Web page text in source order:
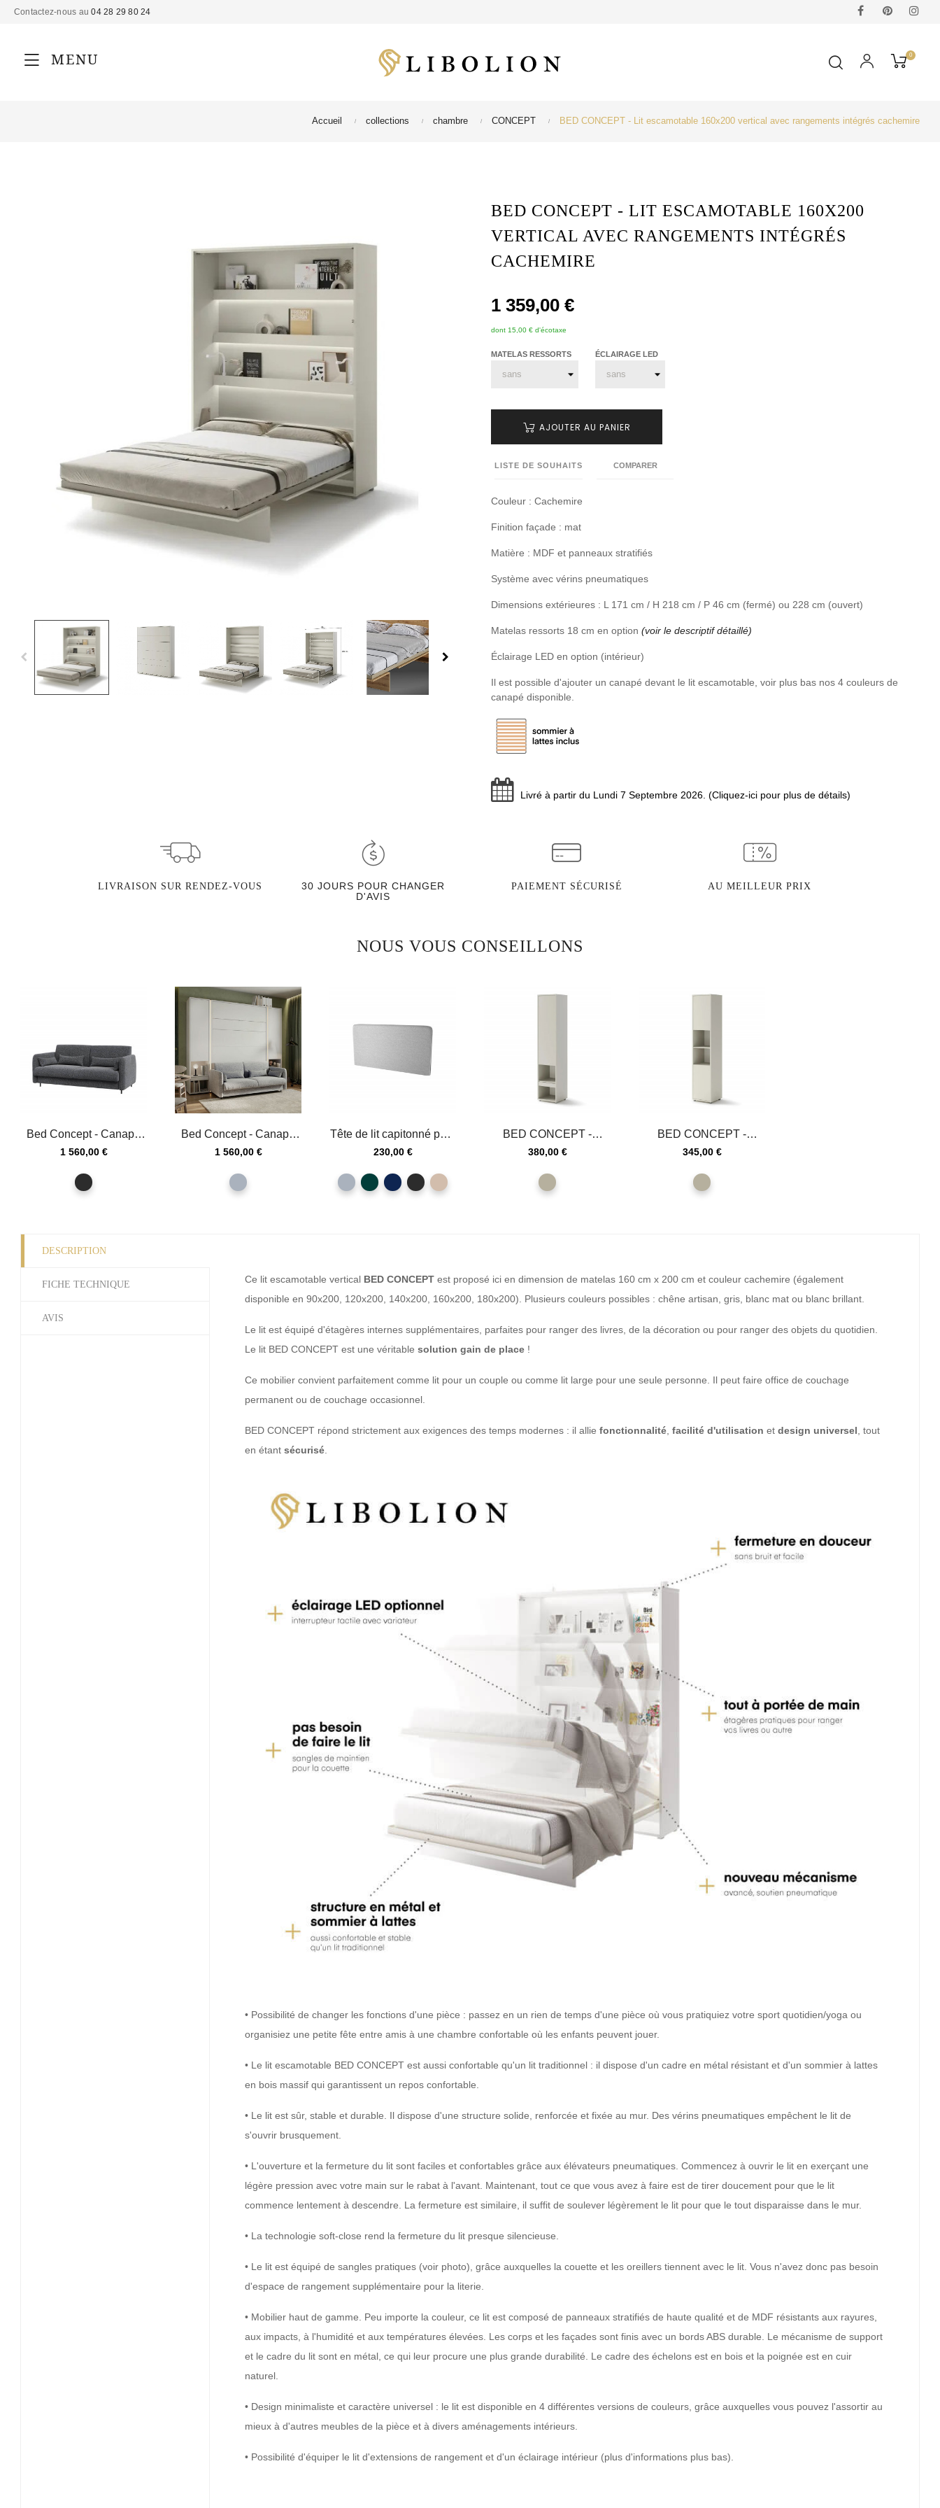
Contactez-nous au04 28 29 80 24 FacebookPinterest
MENU 0
Accueil collections chambre CONCEPT BED CONCEPT - Lit escamotable 160x200 vertical avec rangements intégrés cachemire
BED CONCEPT - LIT ESCAMOTABLE 160X200
VERTICAL AVEC RANGEMENTS INTÉGRÉS
CACHEMIRE
1 359,00 €
dont 15,00 € d'écotaxe
MATELAS RESSORTS ÉCLAIRAGE LED
AJOUTER AU PANIER
LISTE DE SOUHAITS COMPARER
Couleur : Cachemire
Finition façade : mat
Matière : MDF et panneaux stratifiés
Système avec vérins pneumatiques
Dimensions extérieures : L 171 cm / H 218 cm / P 46 cm (fermé) ou 228 cm (ouvert)
Matelas ressorts 18 cm en option (voir le descriptif détaillé)
Éclairage LED en option (intérieur)
Il est possible d'ajouter un canapé devant le lit escamotable, voir plus bas nos 4 couleurs de
canapé disponible.
Livré à partir du Lundi 7 Septembre 2026. (Cliquez-ici pour plus de détails)
LIVRAISON SUR RENDEZ-VOUS
30 JOURS POUR CHANGER
D'AVIS
PAIEMENT SÉCURISÉ AU MEILLEUR PRIX
NOUS VOUS CONSEILLONS
Bed Concept - Canapé
Graphite 160 pour lit...
Prix
1 560,00 €
graphite
Bed Concept - Canapé
Gris 160 pour lit...
Prix
1 560,00 €
gris
Tête de lit capitonné pour
lit Bed Concept
Prix
230,00 €
gris
vert
foncé
bleu
foncé
graphitebeige
BED CONCEPT -
Extension de rangement
Prix
380,00 €
Cachemire
BED CONCEPT -
Extension de rangement
Prix
345,00 €
Cachemire
DESCRIPTION
FICHE TECHNIQUE
AVIS
Ce lit escamotable vertical BED CONCEPT est proposé ici en dimension de matelas 160 cm x 200 cm et couleur cachemire (également
disponible en 90x200, 120x200, 140x200, 160x200, 180x200). Plusieurs couleurs possibles : chêne artisan, gris, blanc mat ou blanc brillant.
Le lit est équipé d'étagères internes supplémentaires, parfaites pour ranger des livres, de la décoration ou pour ranger des objets du quotidien.
Le lit BED CONCEPT est une véritable solution gain de place !
Ce mobilier convient parfaitement comme lit pour un couple ou comme lit large pour une seule personne. Il peut faire office de couchage
permanent ou de couchage occasionnel.
BED CONCEPT répond strictement aux exigences des temps modernes : il allie fonctionnalité facilité d'utilisation et design universel , tout
en étant sécurisé
• Possibilité de changer les fonctions d'une pièce : passez en un rien de temps d'une pièce où vous pratiquiez votre sport quotidien/yoga ou
organisiez une petite fête entre amis à une chambre confortable où les enfants peuvent jouer.
• Le lit escamotable BED CONCEPT est aussi confortable qu'un lit traditionnel : il dispose d'un cadre en métal résistant et d'un sommier à lattes
en bois massif qui garantissent un repos confortable.
• Le lit est sûr, stable et durable. Il dispose d'une structure solide, renforcée et fixée au mur. Des vérins pneumatiques empêchent le lit de
s'ouvrir brusquement.
• L'ouverture et la fermeture du lit sont faciles et confortables grâce aux élévateurs pneumatiques. Commencez à ouvrir le lit en exerçant une
légère pression avec votre main sur le rabat à l'avant. Maintenant, tout ce que vous avez à faire est de tirer doucement pour que le lit
commence lentement à descendre. La fermeture est similaire, il suffit de soulever légèrement le lit pour que le tout disparaisse dans le mur.
• La technologie soft-close rend la fermeture du lit presque silencieuse.
• Le lit est équipé de sangles pratiques (voir photo), grâce auxquelles la couette et les oreillers tiennent avec le lit. Vous n'avez donc pas besoin
d'espace de rangement supplémentaire pour la literie.
• Mobilier haut de gamme. Peu importe la couleur, ce lit est composé de panneaux stratifiés de haute qualité et de MDF résistants aux rayures,
aux impacts, à l'humidité et aux températures élevées. Les corps et les façades sont finis avec un bords ABS durable. Le mécanisme de support
et le cadre du lit sont en métal, ce qui leur procure une plus grande durabilité. Le cadre des échelons est en bois et la poignée est en cuir
naturel.
• Design minimaliste et caractère universel : le lit est disponible en 4 différentes versions de couleurs, grâce auxquelles vous pouvez l'assortir au
mieux à d'autres meubles de la pièce et à divers aménagements intérieurs.
• Possibilité d'équiper le lit d'extensions de rangement et d'un éclairage intérieur (plus d'informations plus bas).